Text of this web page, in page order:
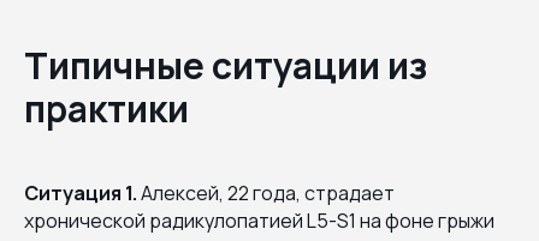
Типичные ситуации из
практики
Ситуация 1.Алексей, 22 года, страдает
хронической радикулопатией L5-S1 на фоне грыжи